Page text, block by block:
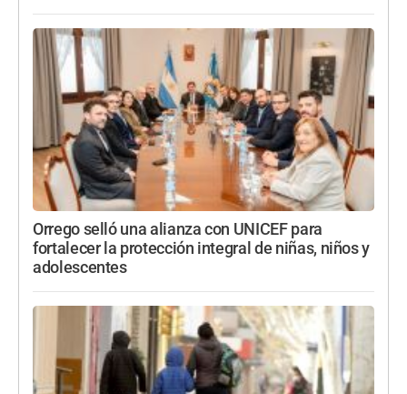
Orrego selló una alianza con UNICEF para
fortalecer la protección integral de niñas, niños y
adolescentes